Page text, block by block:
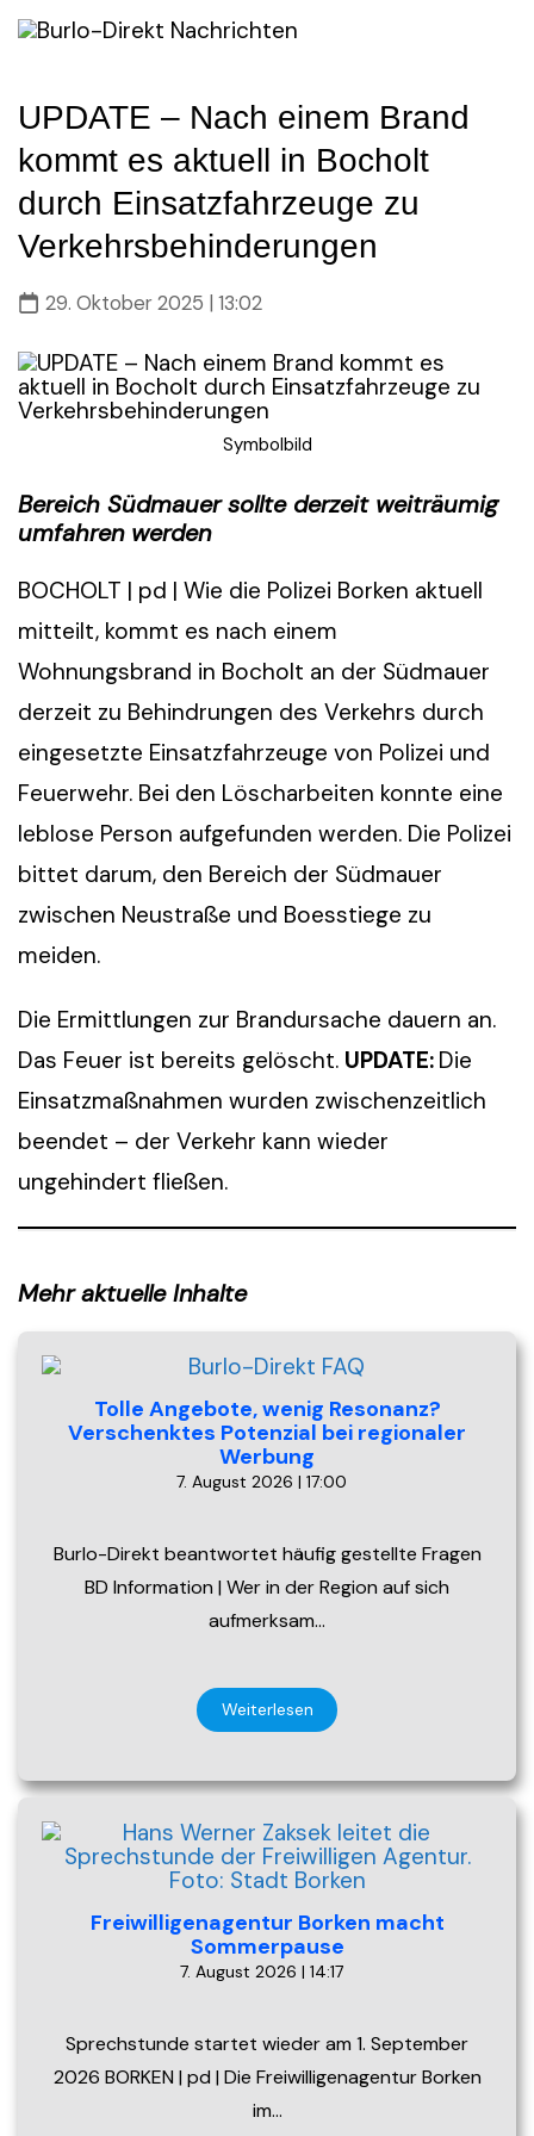
to
UPDATE – Nach einem Brand
kommt es aktuell in Bocholt
durch Einsatzfahrzeuge zu
Verkehrsbehinderungen
29. Oktober 2025 | 13:02
Symbolbild
Bereich Südmauer sollte derzeit weiträumig
umfahren werden
BOCHOLT | pd | Wie die Polizei Borken aktuell
mitteilt, kommt es nach einem
Wohnungsbrand in Bocholt an der Südmauer
derzeit zu Behindrungen des Verkehrs durch
eingesetzte Einsatzfahrzeuge von Polizei und
Feuerwehr. Bei den Löscharbeiten konnte eine
leblose Person aufgefunden werden. Die Polizei
bittet darum, den Bereich der Südmauer
zwischen Neustraße und Boesstiege zu
meiden.
Die Ermittlungen zur Brandursache dauern an.
Das Feuer ist bereits gelöscht. UPDATE: Die
Einsatzmaßnahmen wurden zwischenzeitlich
beendet – der Verkehr kann wieder
ungehindert fließen.
Mehr aktuelle Inhalte
Tolle Angebote, wenig Resonanz?
Verschenktes Potenzial bei regionaler
Werbung
7. August 2026 | 17:00
Burlo-Direkt beantwortet häufig gestellte Fragen
BD Information | Wer in der Region auf sich
aufmerksam…
Weiterlesen
Freiwilligenagentur Borken macht
Sommerpause
7. August 2026 | 14:17
Sprechstunde startet wieder am 1. September
2026 BORKEN | pd | Die Freiwilligenagentur Borken
im…